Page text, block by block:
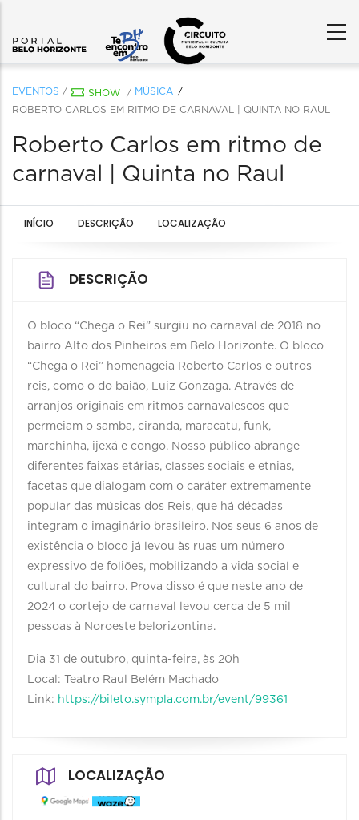
EVENTOS / SHOW / MÚSICA
ROBERTO CARLOS EM RITMO DE CARNAVAL | QUINTA NO RAUL
Roberto Carlos em ritmo de
carnaval | Quinta no Raul
INÍCIO DESCRIÇÃO LOCALIZAÇÃO
DESCRIÇÃO
O bloco “Chega o Rei” surgiu no carnaval de 2018 no
bairro Alto dos Pinheiros em Belo Horizonte. O bloco
“Chega o Rei” homenageia Roberto Carlos e outros
reis, como o do baião, Luiz Gonzaga. Através de
arranjos originais em ritmos carnavalescos que
permeiam o samba, ciranda, maracatu, funk,
marchinha, ijexá e congo. Nosso público abrange
diferentes faixas etárias, classes sociais e etnias,
facetas que dialogam com o caráter extremamente
popular das músicas dos Reis, que há décadas
integram o imaginário brasileiro. Nos seus 6 anos de
existência o bloco já levou às ruas um número
expressivo de foliões, mobilizando a vida social e
cultural do bairro. Prova disso é que neste ano de
2024 o cortejo de carnaval levou cerca de 5 mil
pessoas à Noroeste belorizontina.
Dia 31 de outubro, quinta-feira, às 20h
Local: Teatro Raul Belém Machado
Link: https://bileto.sympla.com.br/event/99361
LOCALIZAÇÃO